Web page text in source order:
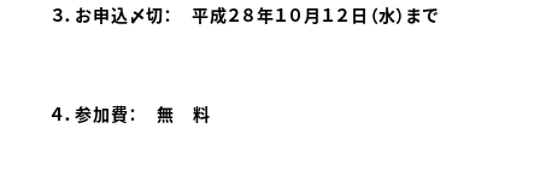
３．お申込〆切： 平成２８年１０月１２日（水）まで
４．参加費： 無 料